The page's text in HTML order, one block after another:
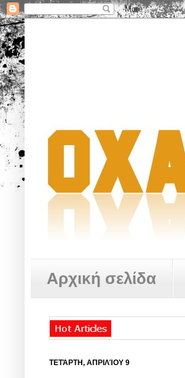
Αρχική σελίδα
ΤΕΤΆΡΤΗ, ΑΠΡΙΛΊΟΥ 9